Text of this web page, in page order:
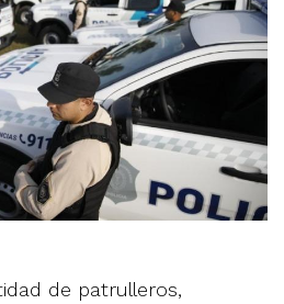
de patrulleros,